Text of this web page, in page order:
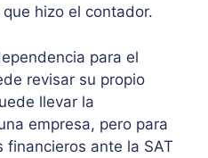
hizo el contador.
para el
revisar su propio
llevar la
empresa, pero para
ante la SAT